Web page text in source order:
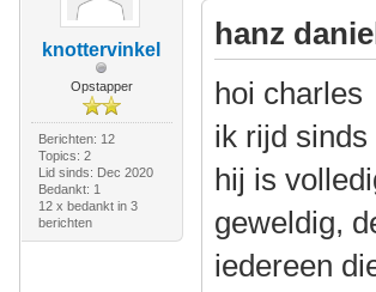
knottervinkel
Opstapper
Berichten: 12
Topics: 2
Lid sinds: Dec 2020
Bedankt: 1
12 x bedankt in 3
berichten
hanz
hoi charles
ik rijd
hij is
geweldig,
iedereen